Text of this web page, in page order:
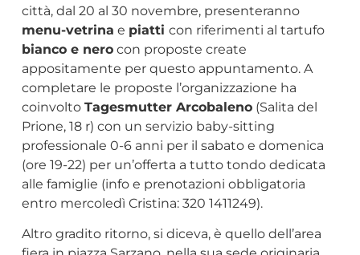
città, dal 20 al 30 novembre, presenteranno
menu-vetrina e piatti con riferimenti al tartufo
bianco e nerocon proposte create
appositamente per questo appuntamento. A
completare le proposte l’organizzazione ha
coinvolto Tagesmutter Arcobaleno(Salita del
Prione, 18 r) con un servizio baby-sitting
professionale 0-6 anni per il sabato e domenica
(ore 19-22) per un’offerta a tutto tondo dedicata
alle famiglie (info e prenotazioni obbligatoria
entro mercoledì Cristina: 320 1411249).
Altro gradito ritorno, si diceva, è quello dell’area